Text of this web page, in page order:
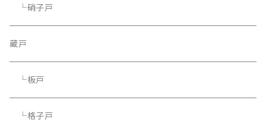
└硝子戸
蔵戸
└板戸
└格子戸